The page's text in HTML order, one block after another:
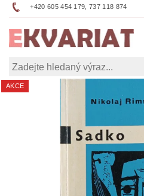
+420 605 454 179, 737 118 874
AKCE